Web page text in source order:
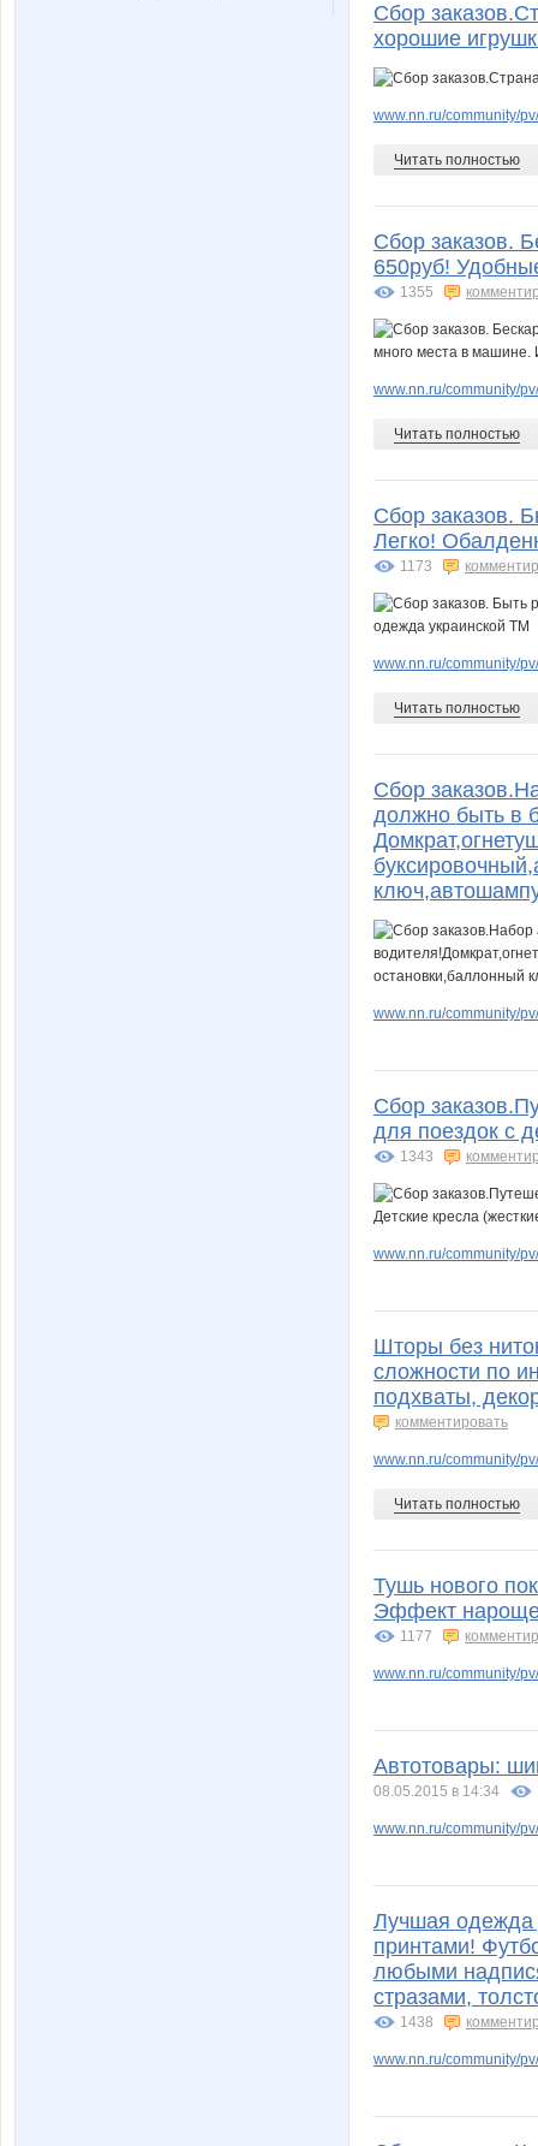
Schikanova
arovana52
karasega
lana2066
lisenok-18
taty6565
олюся
Аникс Анна74
Сбор
хорошие
www.nn.ru/community/
Читать полностью
Сбор заказов.
650руб!
1355
www.nn.ru/community/
Читать полностью
Сбор заказов.
Легко!
1173
www.nn.ru/community/
Читать полностью
Сбор
должно быть в
www.nn.ru/community/
Сбор
для поездок с
1343
www.nn.ru/community/
Шторы без
сложности по
подхваты,
комментировать
www.nn.ru/community/
Читать полностью
Тушь нового
Эффект
1177
www.nn.ru/community/
Автотовары:
08.05.2015 в 14:34
www.nn.ru/community/
Лучшая одежда
принтами!
любыми
стразами,
1438
www.nn.ru/community/